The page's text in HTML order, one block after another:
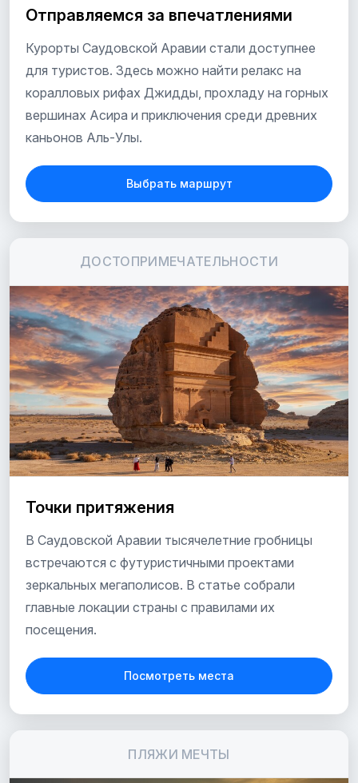
Отправляемся за впечатлениями
Курорты Саудовской Аравии стали доступнее
для туристов. Здесь можно найти релакс на
коралловых рифах Джидды, прохладу на горных
вершинах Асира и приключения среди древних
каньонов Аль-Улы.
Выбрать маршрут
Точки притяжения
В Саудовской Аравии тысячелетние гробницы
встречаются с футуристичными проектами
зеркальных мегаполисов. В статье собрали
главные локации страны с правилами их
посещения.
Посмотреть места
ДОСТОПРИМЕЧАТЕЛЬНОСТИ
ПЛЯЖИ МЕЧТЫ